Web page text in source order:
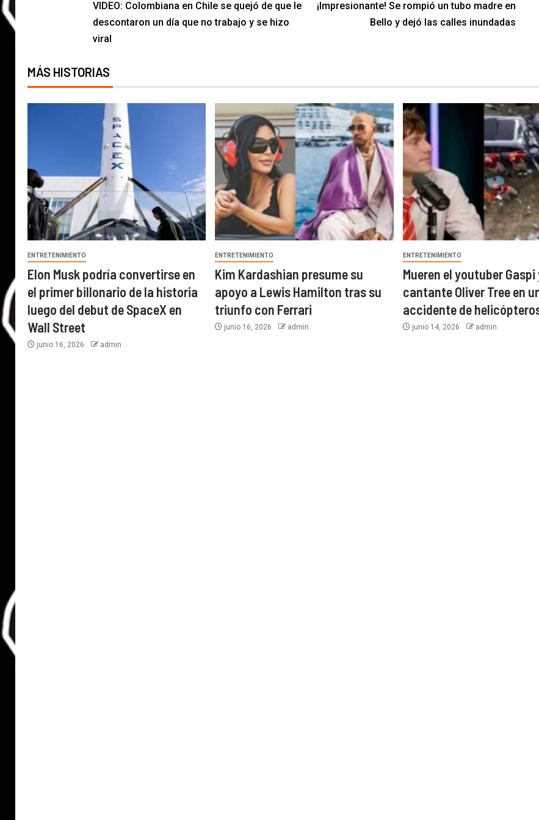
VIDEO: Colombiana en Chile se quejó de que le
descontaron un día que no trabajo y se hizo
viral
¡Impresionante! Se rompió un tubo madre en
Bello y dejó las calles inundadas
MÁS HISTORIAS
ENTRETENIMIENTO
Elon Musk podría convertirse en
el primer billonario de la historia
luego del debut de SpaceX en
Wall Street
junio 16, 2026 admin
ENTRETENIMIENTO
Kim Kardashian presume su
apoyo a Lewis Hamilton tras su
triunfo con Ferrari
junio 16, 2026 admin
ENTRETENIMIENTO
Mueren el youtuber Gaspi
cantante Oliver Tree en
accidente de
junio 14, 2026 admin